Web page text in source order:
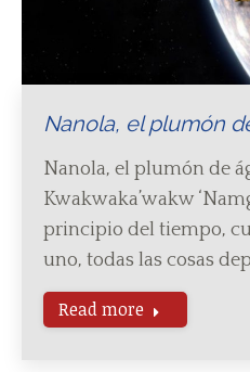
Nanola, el plumón
Nanola, el plumón de
Kwakwaka’wakw
principio del tiempo,
uno, todas las cosas
Read more